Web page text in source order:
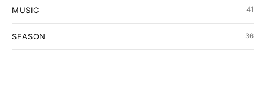
MUSIC 41
SEASON 36